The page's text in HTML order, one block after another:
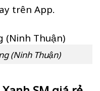
trên App.
(Ninh Thuận)